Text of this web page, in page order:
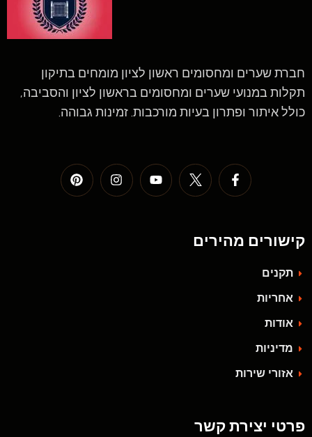
חברת שערים ומחסומים ראשון לציון מומחים בתיקון
תקלות במנועי שערים ומחסומים בראשון לציון והסביבה,
כולל איתור ופתרון בעיות מורכבות. זמינות גבוהה.
קישורים מהירים
תקנים
אחריות
אודות
מדיניות
אזורי שירות
פרטי יצירת קשר